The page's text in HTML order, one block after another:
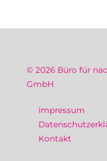
© 2026 Büro für
GmbH
Impressum
Kontakt